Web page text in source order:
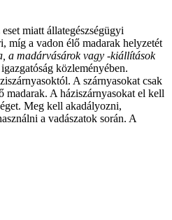
miatt állategészségügyi
míg a vadon élő madarak helyzetét
a madárvásárok vagy -kiállítások
közleményében.
A szárnyasokat csak
madarak. A háziszárnyasokat el kell
Meg kell akadályozni,
a vadászatok során. A